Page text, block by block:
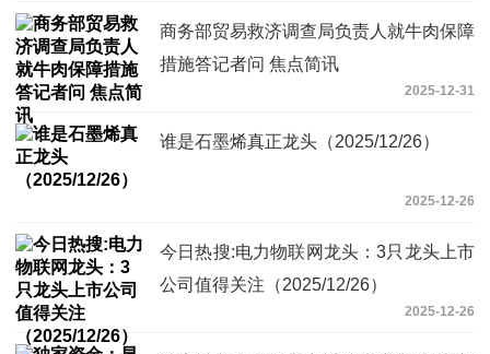
商务部贸易救济调查局负责人就牛肉保障
措施答记者问 焦点简讯
2025-12-31
谁是石墨烯真正龙头（2025/12/26）
2025-12-26
今日热搜:电力物联网龙头：3只龙头上市
公司值得关注（2025/12/26）
2025-12-26